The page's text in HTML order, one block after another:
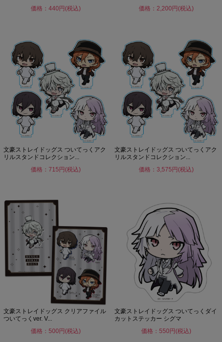
価格：440円(税込)
価格：2,200円(税込)
文豪ストレイドッグス ついてっくアク
リルスタンドコレクション...
価格：715円(税込)
文豪ストレイドッグス ついてっくアク
リルスタンドコレクション...
価格：3,575円(税込)
文豪ストレイドッグス クリアファイル
ついてっくver. V...
価格：500円(税込)
文豪ストレイドッグス ついてっくダイ
カットステッカー シグマ
価格：550円(税込)